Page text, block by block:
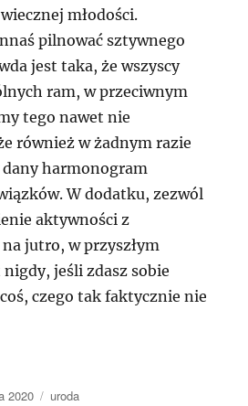
młodości.
pilnować sztywnego
jest taka, że wszyscy
ram, w przeciwnym
tego nawet nie
również w żadnym razie
harmonogram
W dodatku, zezwól
aktywności z
jutro, w przyszłym
jeśli zdasz sobie
czego tak faktycznie nie
2020 Kategorie
uroda